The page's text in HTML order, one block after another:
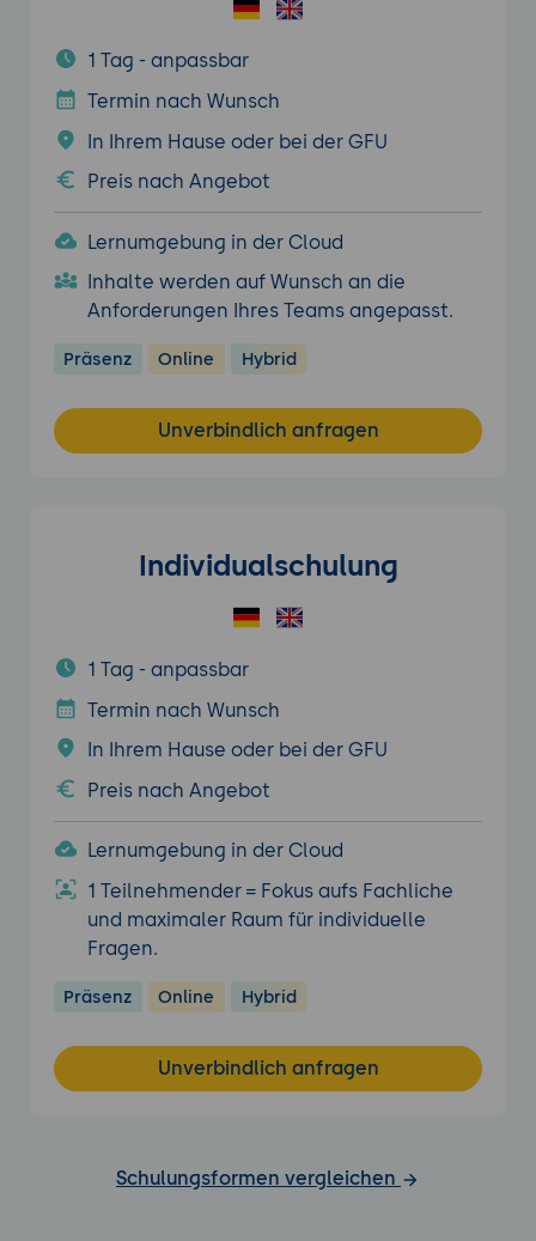
1 Tag - anpassbar
Termin nach Wunsch
In Ihrem Hause oder bei der GFU
Preis nach Angebot
Lernumgebung in der Cloud
Inhalte werden auf Wunsch an die
Anforderungen Ihres Teams angepasst.
Präsenz Online Hybrid
Unverbindlich anfragen
Individualschulung
1 Tag - anpassbar
Termin nach Wunsch
In Ihrem Hause oder bei der GFU
Preis nach Angebot
Lernumgebung in der Cloud
1 Teilnehmender = Fokus aufs Fachliche
und maximaler Raum für individuelle
Fragen.
Präsenz Online Hybrid
Unverbindlich anfragen
Schulungsformen vergleichen